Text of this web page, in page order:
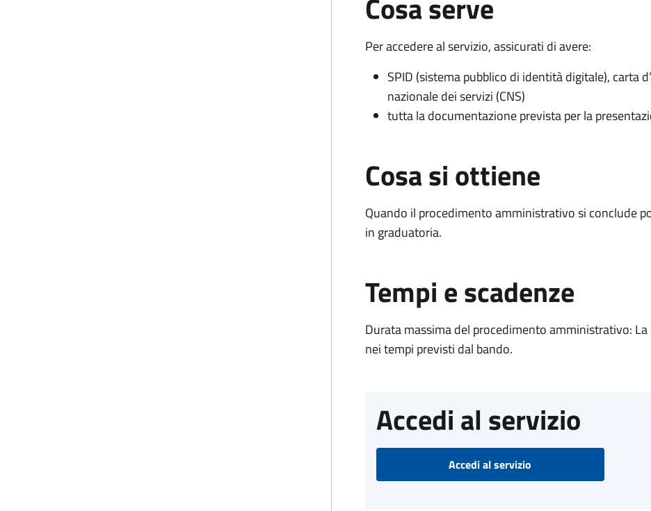
Cosa serve
Per accedere al servizio, assicurati di avere:
SPID (sistema pubblico di identità digitale), carta
nazionale dei servizi (CNS)
tutta la documentazione prevista per la
Cosa si ottiene
Quando il procedimento amministrativo si conclude
in graduatoria.
Tempi e scadenze
Durata massima del procedimento amministrativo:
nei tempi previsti dal bando.
Accedi al servizio
Accedi al servizio